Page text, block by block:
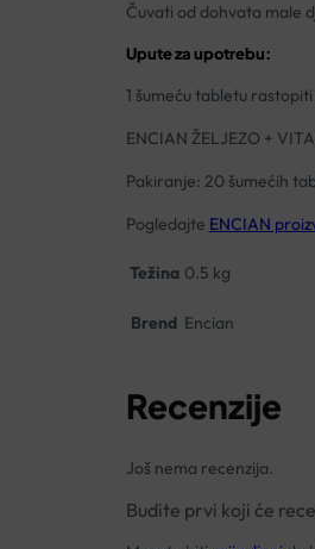
Čuvati od dohvata male
Upute za upotrebu:
1 šumeću tabletu
ENCIAN ŽELJEZO +
Pakiranje: 20 šumećih
Pogledajte ENCIAN
Težina 0.5 kg
Brend Encian
Recenzije
Još nema recenzija.
Budite prvi koji će